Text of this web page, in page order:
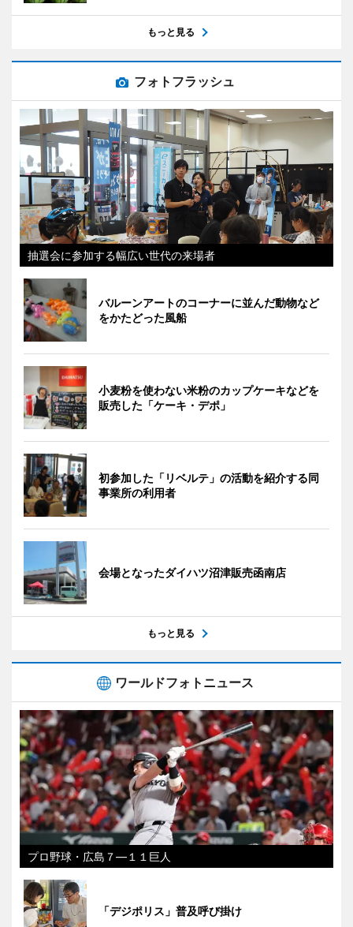
もっと見る
フォトフラッシュ
抽選会に参加する幅広い世代の来場者
バルーンアートのコーナーに並んだ動物など
をかたどった風船
小麦粉を使わない米粉のカップケーキなどを
販売した「ケーキ・デポ」
初参加した「リベルテ」の活動を紹介する同
事業所の利用者
会場となったダイハツ沼津販売函南店
もっと見る
ワールドフォトニュース
プロ野球・広島７―１１巨人
「デジポリス」普及呼び掛け